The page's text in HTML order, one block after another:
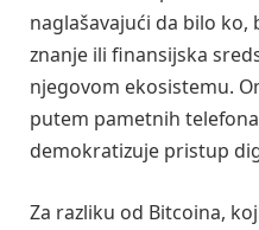
naglašavajući da bilo ko,
znanje ili finansijska
njegovom ekosistemu.
putem pametnih
demokratizuje pristup
Za razliku od Bitcoina,